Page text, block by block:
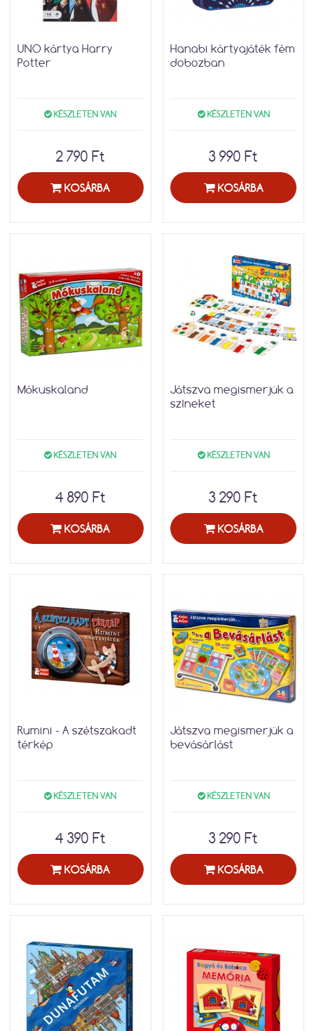
UNO kártya Harry
Potter
KÉSZLETEN VAN
2 790 Ft
KOSÁRBA
Hanabi kártyajáték fém
dobozban
KÉSZLETEN VAN
3 990 Ft
KOSÁRBA
Mókuskaland
KÉSZLETEN VAN
4 890 Ft
KOSÁRBA
Játszva megismerjük a
színeket
KÉSZLETEN VAN
3 290 Ft
KOSÁRBA
Rumini - A szétszakadt
térkép
KÉSZLETEN VAN
4 390 Ft
KOSÁRBA
Játszva megismerjük a
bevásárlást
KÉSZLETEN VAN
3 290 Ft
KOSÁRBA